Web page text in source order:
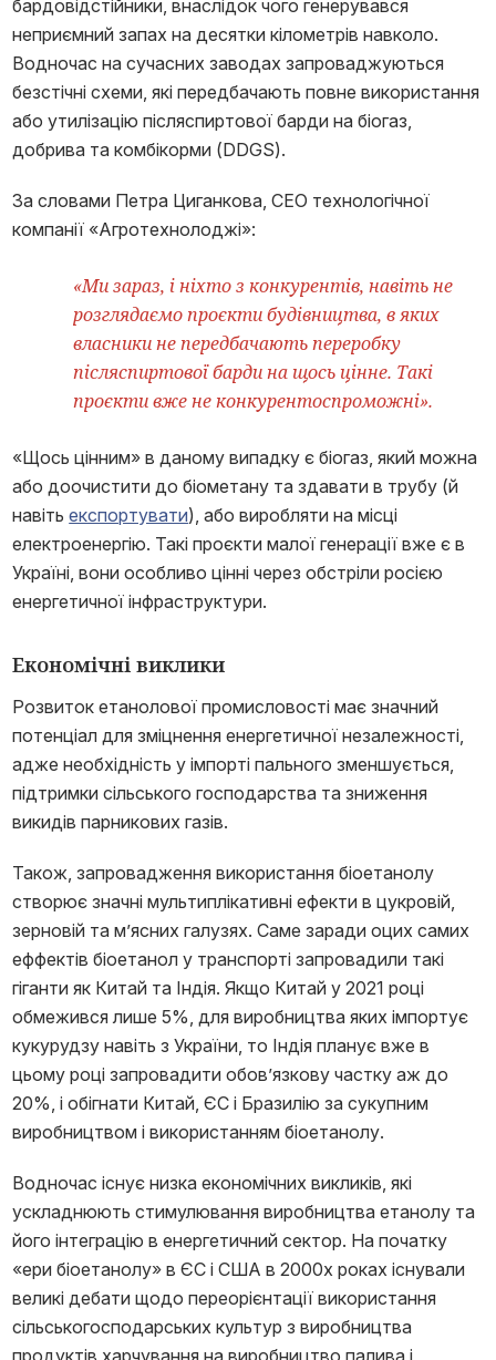
бардовідстійники, внаслідок чого генерувався
неприємний запах на десятки кілометрів навколо.
Водночас на сучасних заводах запроваджуються
безстічні схеми, які передбачають повне використання
або утилізацію післяспиртової барди на біогаз,
добрива та комбікорми (DDGS).
За словами Петра Циганкова, CEO технологічної
компанії «Агротехнолоджі»:
«Ми зараз, і ніхто з конкурентів, навіть не
розглядаємо проєкти будівництва, в яких
власники не передбачають переробку
післяспиртової барди на щось цінне. Такі
проєкти вже не конкурентоспроможні».
«Щось цінним» в даному випадку є біогаз, який можна
або доочистити до біометану та здавати в трубу (й
навітьекспортувати), або виробляти на місці
електроенергію. Такі проєкти малої генерації вже є в
Україні, вони особливо цінні через обстріли росією
енергетичної інфраструктури.
Економічні виклики
Розвиток етанолової промисловості має значний
потенціал для зміцнення енергетичної незалежності,
адже необхідність у імпорті пального зменшується,
підтримки сільського господарства та зниження
викидів парникових газів.
Також, запровадження використання біоетанолу
створює значні мультиплікативні ефекти в цукровій,
зерновій та м’ясних галузях. Саме заради оцих самих
еффектів біоетанол у транспорті запровадили такі
гіганти як Китай та Індія. Якщо Китай у 2021 році
обмежився лише 5%, для виробництва яких імпортує
кукурудзу навіть з України, то Індія планує вже в
цьому році запровадити обов’язкову частку аж до
20%, і обігнати Китай, ЄС і Бразилію за сукупним
виробництвом і використанням біоетанолу.
Водночас існує низка економічних викликів, які
ускладнюють стимулювання виробництва етанолу та
його інтеграцію в енергетичний сектор. На початку
«ери біоетанолу» в ЄС і США в 2000х роках існували
великі дебати щодо переорієнтації використання
сільськогосподарських культур з виробництва
продуктів харчування на виробництво палива і